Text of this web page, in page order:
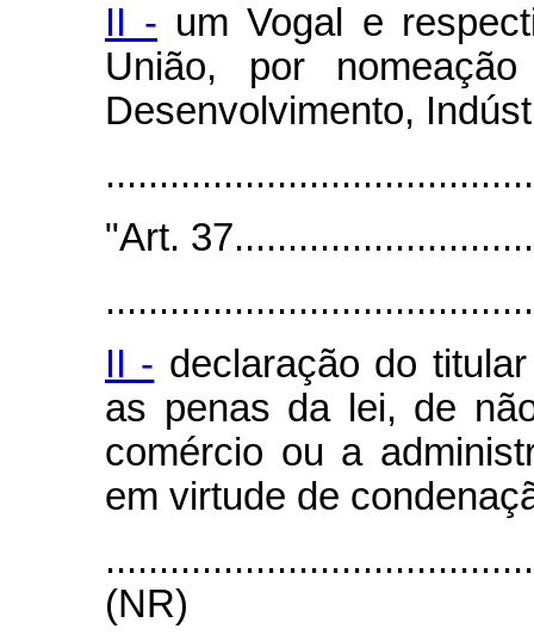
II - um Vogal e
União, por
Desenvolvimento,
"Art.
II - declaração do
as penas da lei, de
comércio ou a
em virtude de
(NR)